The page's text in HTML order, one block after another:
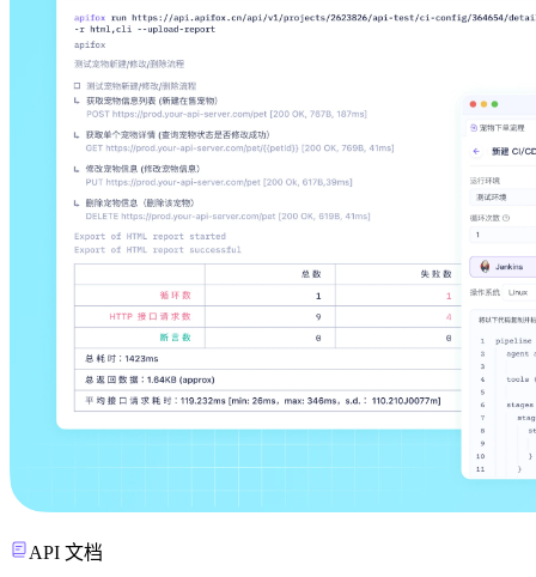
API 文档